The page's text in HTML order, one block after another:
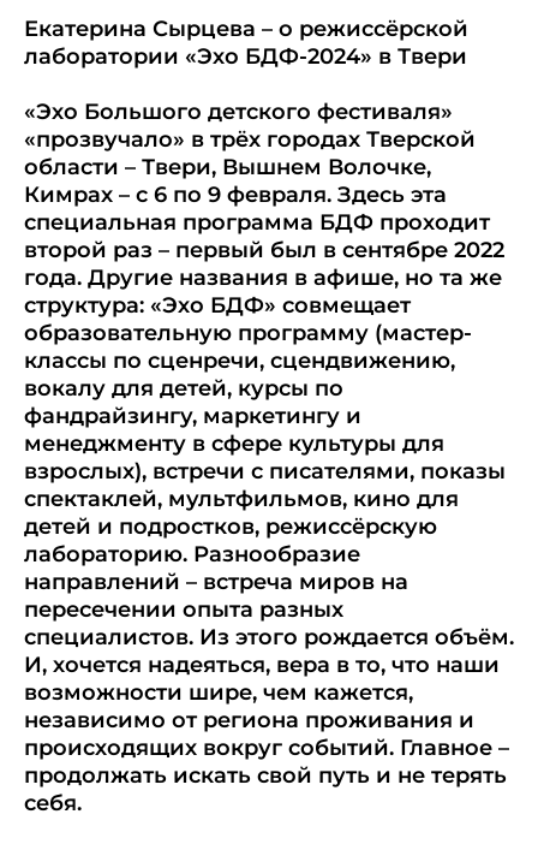
Екатерина Сырцева – о режиссёрской
лаборатории «Эхо БДФ-2024» в Твери
«Эхо Большого детского фестиваля»
«прозвучало» в трёх городах Тверской
области – Твери, Вышнем Волочке,
Кимрах – с 6 по 9 февраля. Здесь эта
специальная программа БДФ проходит
второй раз – первый был в сентябре 2022
года. Другие названия в афише, но та же
структура: «Эхо БДФ» совмещает
образовательную программу (мастер-
классы по сценречи, сцендвижению,
вокалу для детей, курсы по
фандрайзингу, маркетингу и
менеджменту в сфере культуры для
взрослых), встречи с писателями, показы
спектаклей, мультфильмов, кино для
детей и подростков, режиссёрскую
лабораторию. Разнообразие
направлений – встреча миров на
пересечении опыта разных
специалистов. Из этого рождается объём.
И, хочется надеяться, вера в то, что наши
возможности шире, чем кажется,
независимо от региона проживания и
происходящих вокруг событий. Главное –
продолжать искать свой путь и не терять
себя.